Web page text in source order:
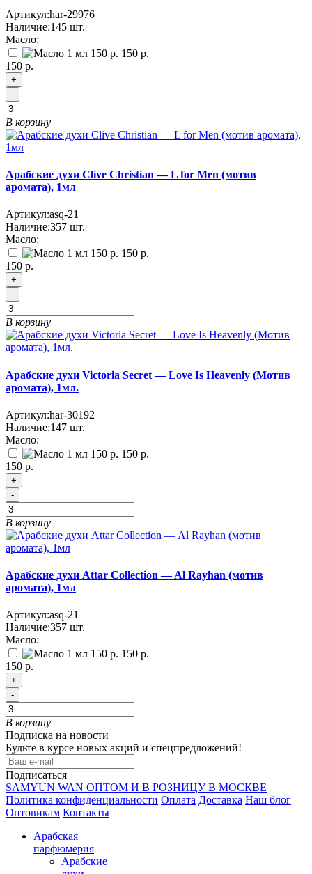
Артикул:har-29976
Наличие:145 шт.
Масло:
150 р.
150 р.
+
-
В корзину
Арабские духи Clive Christian — L for Men (мотив
аромата), 1мл
Артикул:asq-21
Наличие:357 шт.
Масло:
150 р.
150 р.
+
-
В корзину
Арабские духи Victoria Secret — Love Is Heavenly (Мотив
аромата), 1мл.
Артикул:har-30192
Наличие:147 шт.
Масло:
150 р.
150 р.
+
-
В корзину
Арабские духи Attar Collection — Al Rayhan (мотив
аромата), 1мл
Артикул:asq-21
Наличие:357 шт.
Масло:
150 р.
150 р.
+
-
В корзину
Подписка на новости
Будьте в курсе новых акций и спецпредложений!
Подписаться
SAMYUN WAN ОПТОМ И В РОЗНИЦУ В МОСКВЕ
Политика конфиденциальности Оплата Доставка Наш блог
Оптовикам Контакты
Арабская
парфюмерия
Арабские